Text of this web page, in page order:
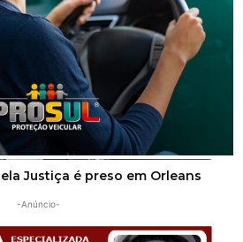
Justiça é preso em Orleans
-Anúncio-